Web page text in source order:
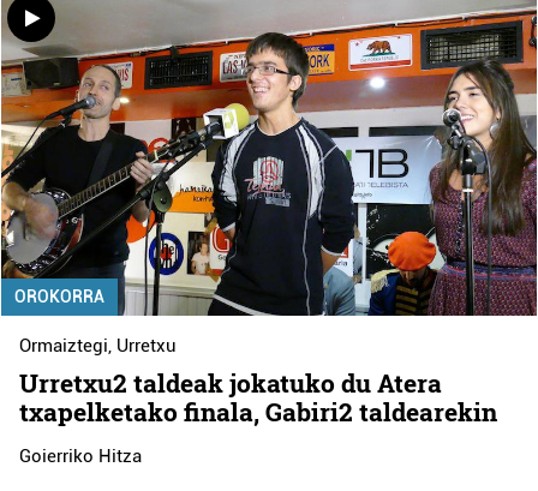
OROKORRA
Ormaiztegi Urretxu
Urretxu2 taldeak jokatuko du Atera
txapelketako finala, Gabiri2 taldearekin
Goierriko Hitza